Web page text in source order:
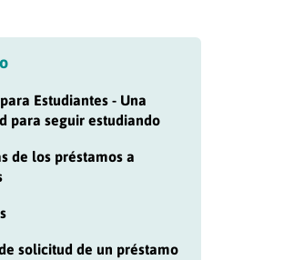
Estudiantes - Una
para seguir estudiando
de los préstamos a
solicitud de un préstamo